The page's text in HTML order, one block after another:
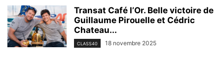
Transat Café l’Or. Belle victoire de
Guillaume Pirouelle et Cédric
Chateau...
CLASS40 18 novembre 2025